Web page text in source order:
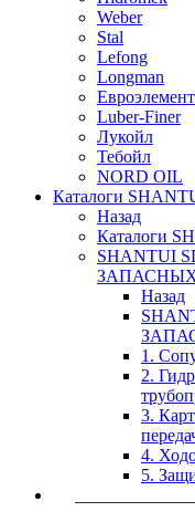
Weber
Stal
Lefong
Longman
Евроэлемент
Luber-Finer
Лукойл
Тебойл
NORD OIL
Каталоги
Назад
Каталоги
SHANTUI
Назад
1.
2.
3.
4.
5.